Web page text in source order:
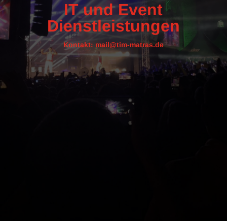
IT und Event
Dienstleistungen
Kontakt: mail@tim-matras.de